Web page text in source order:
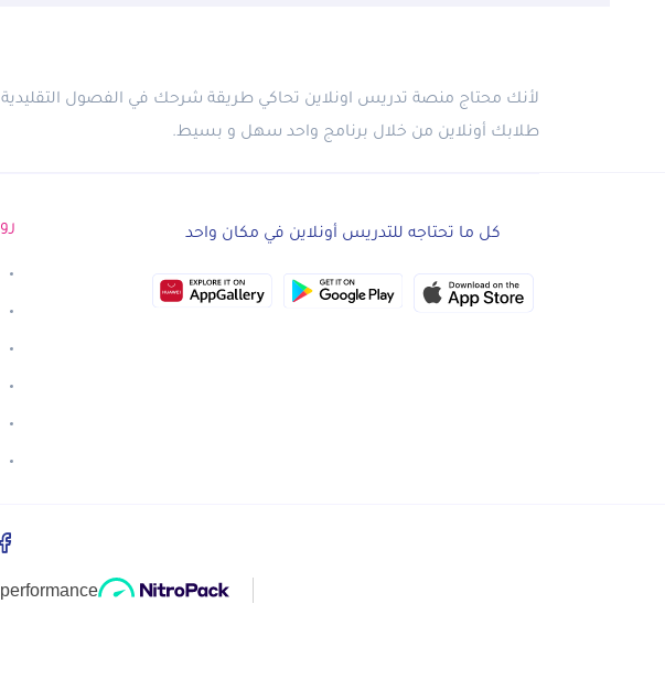
لأنك محتاج منصة تدريس اونلاين تحاكي طريقة شرحك في الفصول
طلابك أونلاين من خلال برنامج واحد سهل و بسيط.
كل ما تحتاجه للتدريس أونلاين في مكان واحد